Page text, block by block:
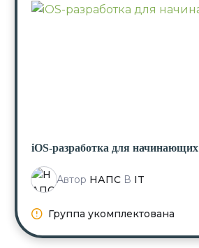
iOS-разработка для начинающих
Автор НАПСВ IT
Группа укомплектована